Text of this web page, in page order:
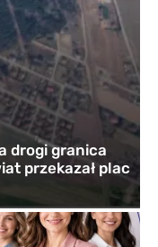
drogi granica
przekazał plac